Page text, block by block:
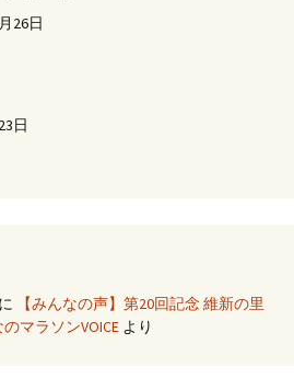
26日
日
に
【みんなの声】第20回記念 維新の里
マラソンVOICE より